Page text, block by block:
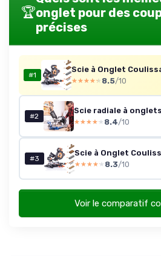
🏆onglet pour des
précises
#1
★★★★★
★★★★★ 8.5/10
#2
★★★★★
★★★★★ 8.4/10
#3
★★★★★
★★★★★ 8.3/10
Voir le comparatif